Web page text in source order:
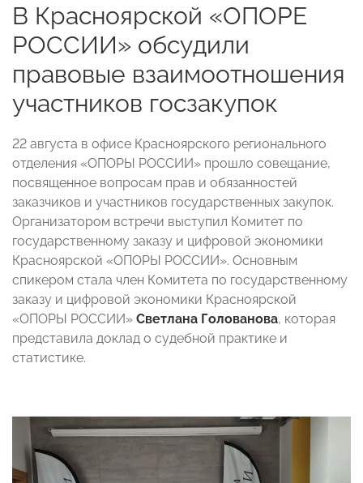
В Красноярской «ОПОРЕ
РОССИИ» обсудили
правовые взаимоотношения
участников госзакупок
22 августа в офисе Красноярского регионального
отделения «ОПОРЫ РОССИИ» прошло совещание,
посвященное вопросам прав и обязанностей
заказчиков и участников государственных закупок.
Организатором встречи выступил Комитет по
государственному заказу и цифровой экономики
Красноярской «ОПОРЫ РОССИИ». Основным
спикером стала член Комитета по государственному
заказу и цифровой экономики Красноярской
«ОПОРЫ РОССИИ» Светлана Голованова, которая
представила доклад о судебной практике и
статистике.